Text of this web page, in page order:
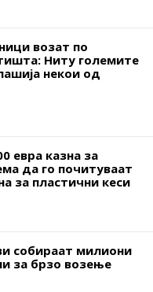
возат по
Ниту големите
некои од
евра казна за
да го почитуваат
за пластични кеси
собираат милиони
за брзо возење